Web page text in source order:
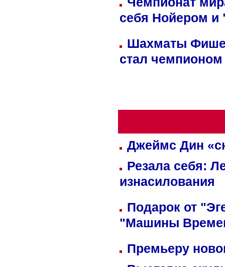
себя Нойером и
Шахматы
стал
Джеймс Дин
Резала себя:
изнасилования
Подарок от
"Машины
Премьеру